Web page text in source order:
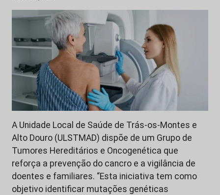
A Unidade Local de Saúde de Trás-os-Montes e
Alto Douro (ULSTMAD) dispõe de um Grupo de
Tumores Hereditários e Oncogenética que
reforça a prevenção do cancro e a vigilância de
doentes e familiares. “Esta iniciativa tem como
objetivo identificar mutações genéticas